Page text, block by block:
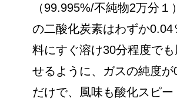
（99.995%/不純物2万分１
の二酸化炭素はわずか0.04
料にすぐ溶け30分程度でも
せるように、ガスの純度が
だけで、風味も酸化スピ